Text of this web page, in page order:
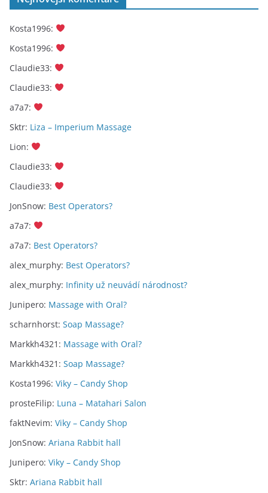
Kosta1996:
Kosta1996:
Claudie33:
Claudie33:
a7a7:
Sktr: Liza – Imperium Massage
Lion:
Claudie33:
Claudie33:
JonSnow: Best Operators?
a7a7:
a7a7: Best Operators?
alex_murphy: Best Operators?
alex_murphy: Infinity už neuvádí národnost?
Junipero: Massage with Oral?
scharnhorst: Soap Massage?
Markkh4321 : Massage with Oral?
Markkh4321 : Soap Massage?
Kosta1996: Viky – Candy Shop
prosteFilip: Luna – Matahari Salon
faktNevim: Viky – Candy Shop
JonSnow: Ariana Rabbit hall
Junipero: Viky – Candy Shop
Sktr: Ariana Rabbit hall